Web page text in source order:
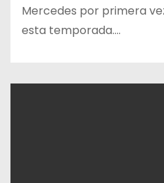
Mercedes por primera
esta temporada.…